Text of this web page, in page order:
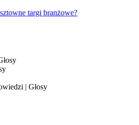
targi branżowe?
| Głosy